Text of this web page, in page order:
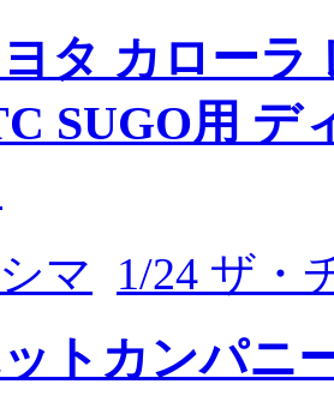
ヨタ カローラ
SUGO用 デ
マ 1/24 ザ・
トカンパニ